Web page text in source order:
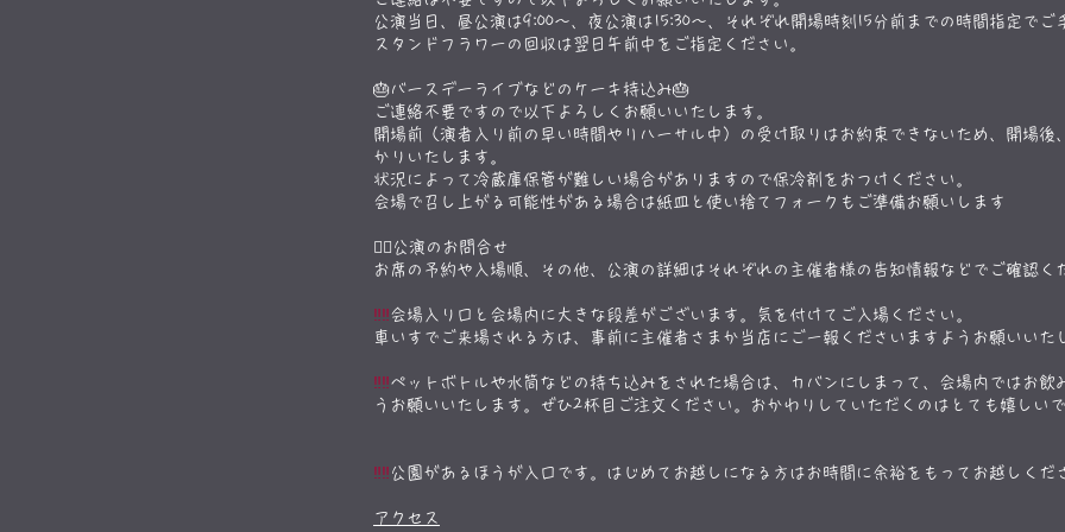
公演当日、昼公演は9:00～、夜公演は15:30～、それぞれ開場時刻15分前までの時間指定でご
​スタンドフラワーの回収は翌日午前中をご指定ください。
🎂バースデーライブなどのケーキ持込み🎂
ご連絡不要ですので以下よろしくお願いいたします。
開場前（演者入り前の早い時間やリハーサル中）の受け取りはお約束できないため、開場後
かりいたします。
状況によって冷蔵庫保管が難しい場合がありますので保冷剤をおつけください。
​会場で召し上がる可能性がある場合は紙皿と使い捨てフォークもご準備お願いします
🙇‍♀️公演のお問合せ
お席の予約や入場順、その他、公演の詳細はそれぞれの主催者様の告知情報などでご確認く
‼‼会場入り口と会場内に大きな段差がございます。気を付けてご入場ください。
車いすでご来場される方は、事前に主催者さまか当店にご一報くださいますようお願いいた
‼‼ペットボトルや水筒などの持ち込みをされた場合は、カバンにしまって、会場内ではお飲
うお願いいたします。ぜひ2杯目ご注文ください。
おかわりしていただくのはとても嬉しい
‼‼​ 公園があるほうが入口です。はじめてお越しになる方は お時間に余裕をもってお越しくだ
​アクセス